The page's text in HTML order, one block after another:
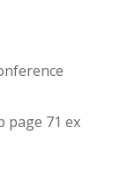
page 71 ex